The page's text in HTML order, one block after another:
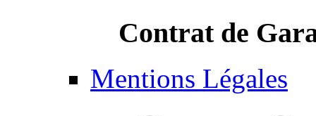
Contrat de
Mentions Légales